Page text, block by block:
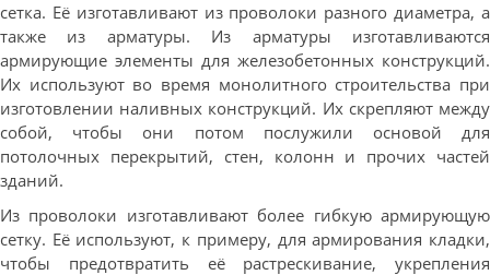
сетка. Её изготавливают из проволоки разного диаметра, а
также из арматуры. Из арматуры изготавливаются
армирующие элементы для железобетонных конструкций.
Их используют во время монолитного строительства при
изготовлении наливных конструкций. Их скрепляют между
собой, чтобы они потом послужили основой для
потолочных перекрытий, стен, колонн и прочих частей
зданий.
Из проволоки изготавливают более гибкую армирующую
сетку. Её используют, к примеру, для армирования кладки,
чтобы предотвратить её растрескивание, укрепления